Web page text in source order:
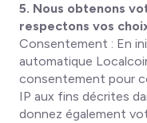
5. Nous obtenons
respectons vos
Consentement : En
automatique
consentement pour
IP aux fins décrites
donnez également